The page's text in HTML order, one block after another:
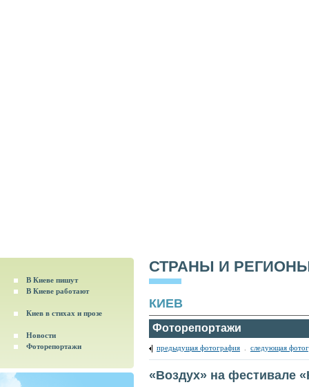
В Киеве пишут
В Киеве работают
Киев в стихах и прозе
Новости
Фоторепортажи
СТРАНЫ И
КИЕВ
Фоторепортажи
предыдущая фотография следующая
«Воздух» на фестивале